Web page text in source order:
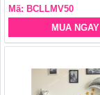
Mã: BCLLMV50
MUA NGAY